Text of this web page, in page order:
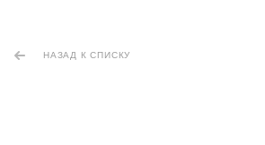
НАЗАД К СПИСКУ